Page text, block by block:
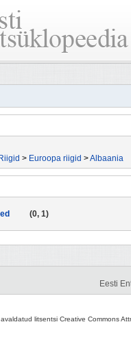
Riigid > Euroopa riigid >Albaania
(0, 1)
Eesti
litsentsi Creative Commons